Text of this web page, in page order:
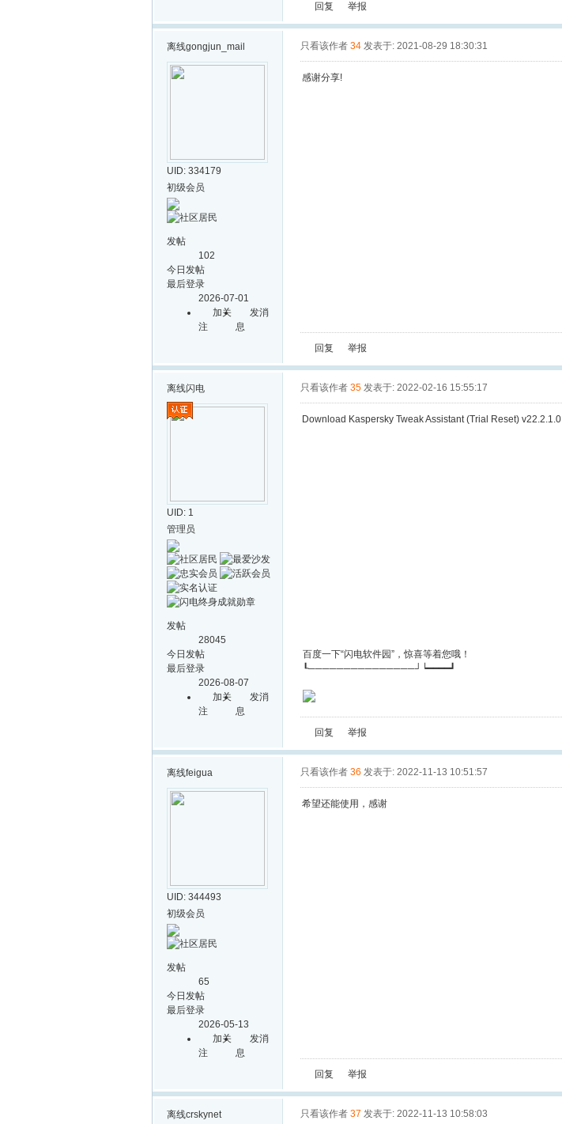
回复 举报
离线gongjun_mail
UID: 334179
初级会员
发帖
102
今日发帖
最后登录
2026-07-01
加关
注
发消
息
只看该作者 34 发表于: 2021-08-29 18:30:31
感谢分享!
回复 举报
离线闪电
UID: 1
管理员
发帖
28045
今日发帖
最后登录
2026-08-07
加关
注
发消
息
只看该作者 35 发表于: 2022-02-16 15:55:17
Download Kaspersky Tweak Assistant (Trial Reset) v22.2.1.0
百度一下“闪电软件园”，惊喜等着您哦！
┖───────────────┘┕━━━━┛
回复 举报
离线feigua
UID: 344493
初级会员
发帖
65
今日发帖
最后登录
2026-05-13
加关
注
发消
息
只看该作者 36 发表于: 2022-11-13 10:51:57
希望还能使用，感谢
回复 举报
离线crskynet 只看该作者 37 发表于: 2022-11-13 10:58:03